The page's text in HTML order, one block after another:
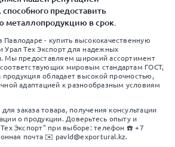
, способного предоставить
металлопродукцию в срок.
- купить высококачественную
Урал Тех Экспорт для надежных
Мы предоставляем широкий ассортимент
мировым стандартам ГОСТ,
продукция обладает высокой прочностью,
адаптацией к разнообразным условиям
заказа товара, получения консультации
о продукции. Доверьтесь опыту и
Экспорт" при выборе: телефон ☎️ +7
почта ✉️ pavld@exportural.kz.